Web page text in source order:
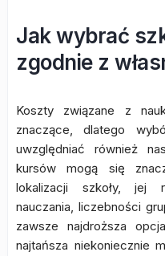
Jak wybrać
zgodnie z
Koszty związane z
znaczące, dlatego
uwzględniać również
kursów mogą się
lokalizacji szkoły, jej
nauczania, liczebności
zawsze najdroższa
najtańsza niekoniecznie